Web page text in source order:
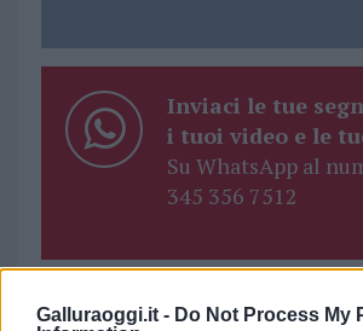
Galluraoggi.it - Do Not Process My
Inviaci le tue
i tuoi video e le
Su WhatsApp al
345 356 7512